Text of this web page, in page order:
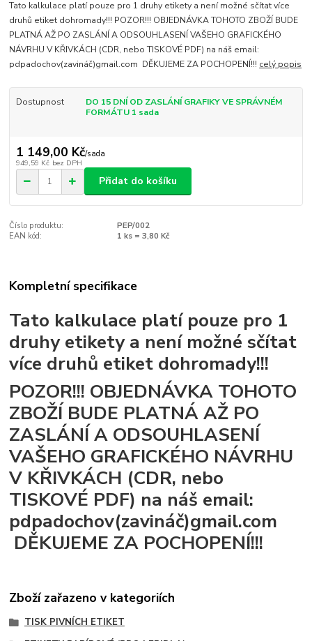
Tato kalkulace platí pouze pro 1 druhy etikety a není možné sčítat více
druhů etiket dohromady!!! POZOR!!! OBJEDNÁVKA TOHOTO ZBOŽÍ BUDE
PLATNÁ AŽ PO ZASLÁNÍ A ODSOUHLASENÍ VAŠEHO GRAFICKÉHO
NÁVRHU V KŘIVKÁCH (CDR, nebo TISKOVÉ PDF) na náš email:
pdpadochov(zavináč)gmail.com DĚKUJEME ZA POCHOPENÍ!!! celý popis
Dostupnost
DO 15 DNÍ OD ZASLÁNÍ GRAFIKY VE SPRÁVNÉM
FORMÁTU 1 sada
1 149,00 Kč/sada
949,59 Kč bez DPH
Přidat do košíku
Číslo produktu:
PEP/002
EAN kód:
1 ks = 3,80 Kč
Kompletní specifikace
Tato kalkulace platí pouze pro 1
druhy etikety a není možné sčítat
více druhů etiket dohromady!!!
POZOR!!! OBJEDNÁVKA TOHOTO
ZBOŽÍ BUDE PLATNÁ AŽ PO
ZASLÁNÍ A ODSOUHLASENÍ
VAŠEHO GRAFICKÉHO NÁVRHU
V KŘIVKÁCH (CDR, nebo
TISKOVÉ PDF) na náš email:
pdpadochov(zavináč)gmail.com
DĚKUJEME ZA POCHOPENÍ!!!
Zboží zařazeno v kategoriích
TISK PIVNÍCH ETIKET